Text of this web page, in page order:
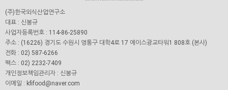
(주)한국외식산업연구소
대표 : 신봉규
사업자등록번호 : 114-86-25890
주소 : (16226) 경기도 수원시 영통구 대학4로 17 에이스광교타워1 808호 (본사)
전화 : 02) 587-6266
팩스 : 02) 2232-7409
개인정보책임관리자 : 신봉규
이메일 : kfifood@naver.com